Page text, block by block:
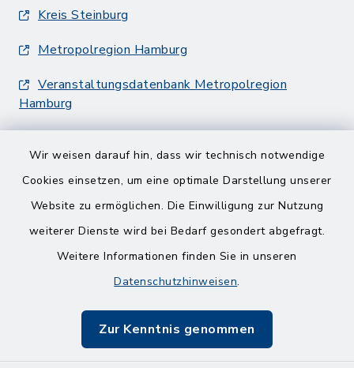
Wir weisen darauf hin, dass wir technisch notwendige
Cookies einsetzen, um eine optimale Darstellung unserer
Website zu ermöglichen. Die Einwilligung zur Nutzung
weiterer Dienste wird bei Bedarf gesondert abgefragt.
Weitere Informationen finden Sie in unseren
Datenschutzhinweisen.
Zur Kenntnis genommen
Kreis Steinburg
Metropolregion Hamburg
Veranstaltungsdatenbank Metropolregion
Hamburg
Barrierefreiheit
Impressum